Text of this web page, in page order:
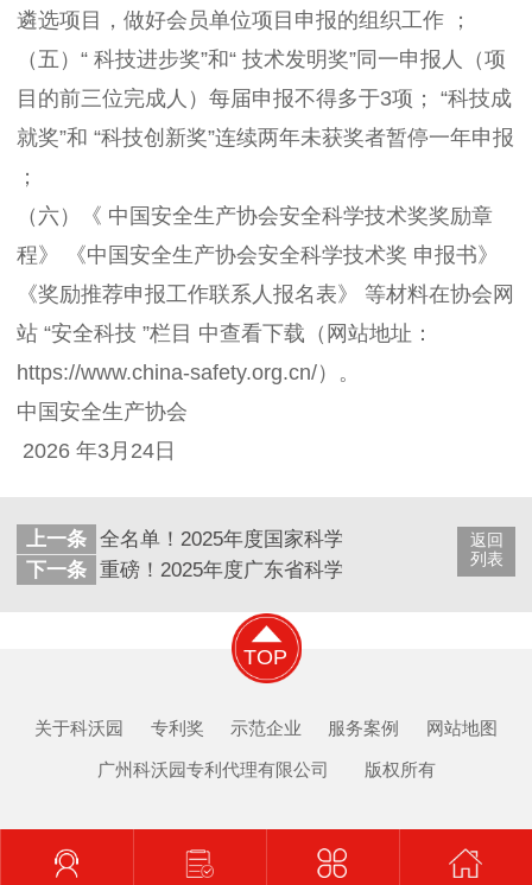
遴选项目，做好会员单位项目申报的组织工作 ；
（五）“ 科技进步奖”和“ 技术发明奖”同一申报人（项
目的前三位完成人）每届申报不得多于3项； “科技成
就奖”和 “科技创新奖”连续两年未获奖者暂停一年申报
；
（六）《 中国安全生产协会安全科学技术奖奖励章
程》 《中国安全生产协会安全科学技术奖 申报书》
《奖励推荐申报工作联系人报名表》 等材料在协会网
站 “安全科技 ”栏目 中查看下载（网站地址：
https://www.china-safety.org.cn/）。
中国安全生产协会
2026 年3月24日
返回
列表
上一条 全名单！2025年度国家科学技术奖，公布
下一条 重磅！2025年度广东省科学技术奖拟奖公示
TOP
关于科沃园 专利奖 示范企业 服务案例 网站地图
广州科沃园专利代理有限公司 版权所有